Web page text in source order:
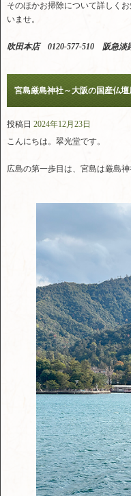
そのほかお掃除について詳しく
いませ。
吹田本店 0120-577-510 阪急淡
宮島厳島神社～大阪の国産仏壇
投稿日 2024年12月23日
こんにちは。翠光堂です。
広島の第一歩目は、宮島は厳島神